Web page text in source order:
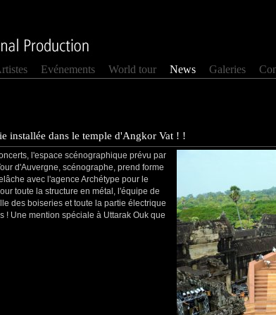
installée dans le temple d'Angkor Vat ! !
l'espace scénographique prévu par
d'Auvergne, scénographe, prend forme
avec l'agence Archétype pour le
toute la structure en métal, l'équipe de
des boiseries et toute la partie électrique
! Une mention spéciale à Uttarak Ouk que
Evénements World tour News Galeries